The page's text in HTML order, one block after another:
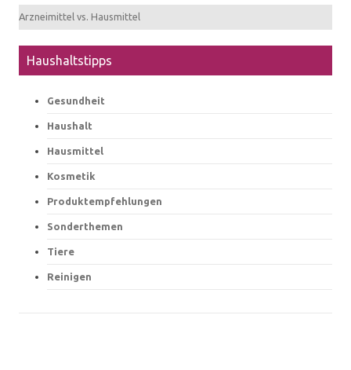
Arzneimittel vs. Hausmittel
Haushaltstipps
Gesundheit
Haushalt
Hausmittel
Kosmetik
Produktempfehlungen
Sonderthemen
Tiere
Reinigen